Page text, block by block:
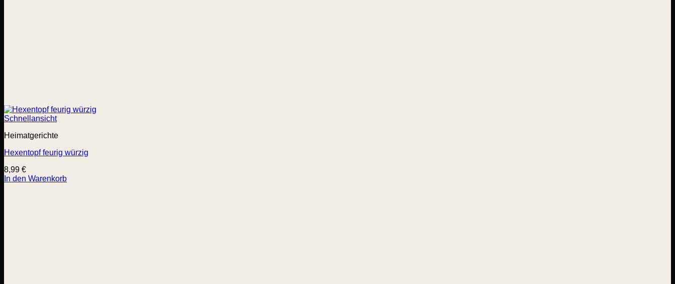
Schnellansicht
Heimatgerichte
Hexentopf feurig würzig
8,99 €
In den Warenkorb